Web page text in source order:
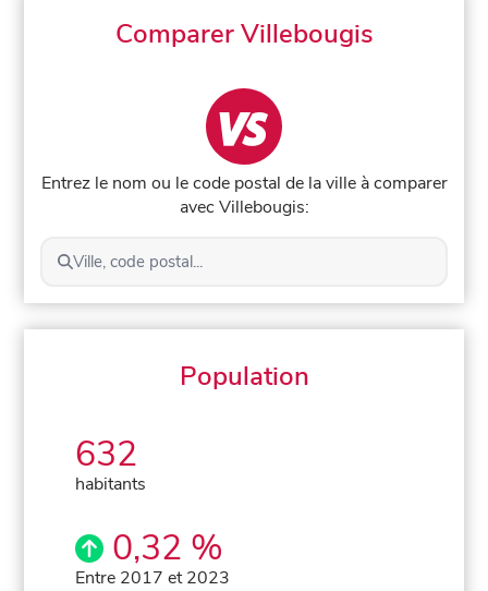
Comparer Villebougis
Entrez le nom ou le code postal de la ville à comparer
avec Villebougis:
Ville, code postal...
Population
632
habitants
0,32 %
Entre 2017 et 2023